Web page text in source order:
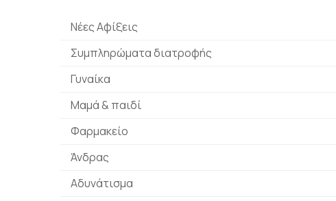
Νέες Αφίξεις
Συμπληρώματα διατροφής
Γυναίκα
Μαμά & παιδί
Φαρμακείο
Άνδρας
Αδυνάτισμα